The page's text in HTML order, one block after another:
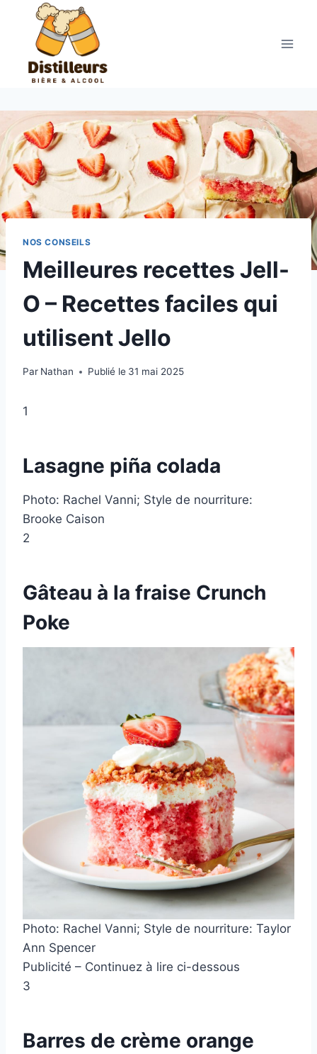
contenu
NOS CONSEILS
Meilleures recettes Jell-
O – Recettes faciles qui
utilisent Jello
Par Nathan Publié le 31 mai 2025
1
Lasagne piña colada
Photo: Rachel Vanni; Style de nourriture:
Brooke Caison
2
Gâteau à la fraise Crunch
Poke
Photo: Rachel Vanni; Style de nourriture: Taylor
Ann Spencer
Publicité – Continuez à lire ci-dessous
3
Barres de crème orange